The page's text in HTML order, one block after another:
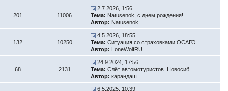
201 11006
2.7.2026, 1:56
Тема: Natusenok, с днем рождения!
Автор: Natusenok
132 10250
4.5.2026, 18:55
Тема: Ситуация со страховками ОСАГО
Автор: LoneWolfRU
68 2131
24.9.2024, 17:56
Тема: Слёт автомотуристов. Новосиб
Автор: карандаш
6.5.2025, 10:39